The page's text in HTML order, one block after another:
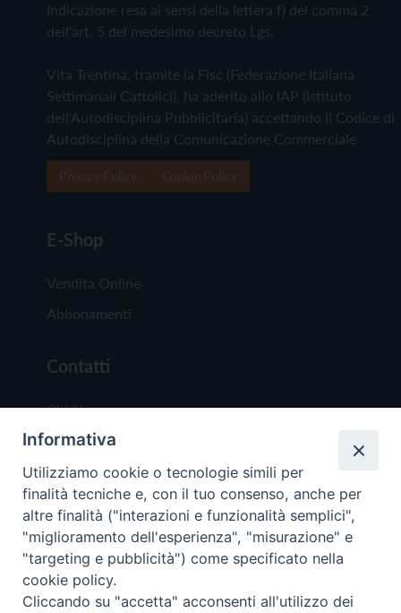
Indicazione resa ai sensi della lettera f) del comma 2
dell'art. 5 del medesimo decreto Lgs.
Vita Trentina, tramite la Fisc (Federazione Italiana
Settimanali Cattolici), ha aderito allo IAP (Istituto
dell'Autodisciplina Pubblicitaria) accettando il Codice di
Autodisciplina della Comunicazione Commerciale
E-Shop
Vendita Online
Abbonamenti
Contatti
Chi Siamo
Redazione
Scrivici
Copyright © 2019 - Tutti i diritti riservati - Vita
Informativa
Utilizziamo cookie o tecnologie simili per
finalità tecniche e, con il tuo consenso, anche per
altre finalità ("interazioni e funzionalità semplici",
"miglioramento dell'esperienza", "misurazione" e
"targeting e pubblicità") come specificato nella
cookie policy.
Cliccando su "accetta" acconsenti all'utilizzo dei